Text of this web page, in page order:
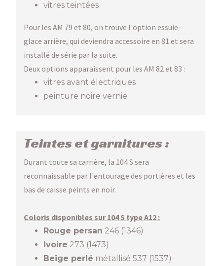
vitres teintées
Pour les AM 79 et 80, on trouve l'option essuie-
glace arrière, qui deviendra accessoire en 81 et sera
installé de série par la suite.
Deux options apparaissent pour les AM 82 et 83 :
vitres avant électriques
peinture noire vernie.
Teintes et garnitures :
Durant toute sa carrière, la 104 S sera
reconnaissable par l'entourage des portières et les
bas de caisse peints en noir.
Coloris disponibles sur 104 S type A12 :
Rouge persan 246 (1346)
Ivoire 273 (1473)
Beige perlé métallisé 537 (1537)